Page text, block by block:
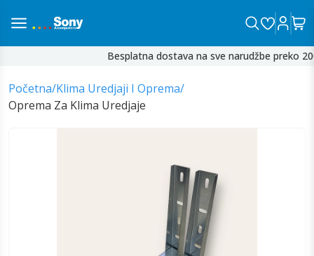
Besplatna dostava na sve narudžbe preko
Početna/Klima Uredjaji I Oprema/
Oprema Za Klima Uredjaje